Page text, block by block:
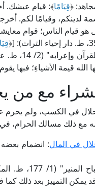
﴿قِيَامًا﴾: قيام عيشك.
لدينكم، وقيامًا لكم.
هو قيام الناس؛ قوام
14، ط. عالم الكتب): [﴿
قيمة الأشياءِ؛ فبها
مع من
في الكسب، ولم
مع ذلك مسالك الحرام،
في المال: انضمام
قال العلامة
التمييز بعد ذلك كما